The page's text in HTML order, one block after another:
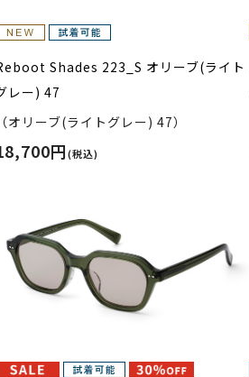
Shades 223_S オリーブ(ライト
レー) 47
（オリーブ(ライトグレー) 47）
円(税込)